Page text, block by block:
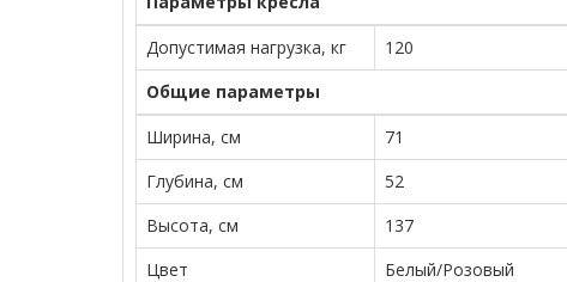
Допустимая нагрузка, кг
120
Общие параметры
Ширина, см
71
Глубина, см
52
Высота, см
137
Цвет
Белый/Розовый